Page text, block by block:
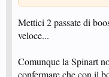
Mettici 2 passate di
veloce...
Comunque la Spinart
confermare che con il